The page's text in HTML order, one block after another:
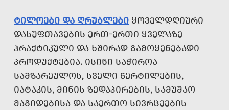
ᲢᲘᲚᲝᲔᲑᲘ ᲓᲐ ᲦᲠᲣᲑᲚᲔᲑᲘ ᲧᲝᲕᲔᲚᲓᲦᲘᲣᲠᲘ
ᲓᲐᲡᲣᲤᲗᲐᲕᲔᲑᲘᲡ ᲔᲠᲗ-ᲔᲠᲗᲘ ᲧᲕᲔᲚᲐᲖᲔ
ᲞᲠᲐᲥᲢᲘᲙᲣᲚᲘ ᲓᲐ ᲮᲨᲘᲠᲐᲓ ᲒᲐᲛᲝᲧᲔᲜᲔᲑᲐᲓᲘ
ᲞᲠᲝᲓᲣᲥᲢᲔᲑᲘᲐ. ᲘᲡᲘᲜᲘ ᲡᲐᲭᲘᲠᲝᲐ
ᲡᲐᲛᲖᲐᲠᲔᲣᲚᲝᲡ, ᲡᲕᲔᲚᲘ ᲬᲔᲠᲢᲘᲚᲔᲑᲘᲡ,
ᲘᲐᲢᲐᲙᲘᲡ, ᲛᲘᲜᲘᲡ ᲖᲔᲓᲐᲞᲘᲠᲔᲑᲘᲡ, ᲡᲐᲛᲣᲨᲐᲝ
ᲛᲐᲒᲘᲓᲔᲑᲘᲡᲐ ᲓᲐ ᲡᲐᲔᲠᲗᲝ ᲡᲘᲕᲠᲪᲔᲔᲑᲘᲡ